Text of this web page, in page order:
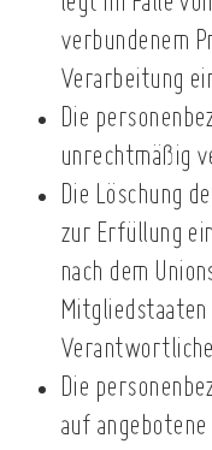
verbundenem
Verarbeitung
Die
unrechtmäßig
Die Löschung
zur Erfüllung
nach dem
Die
auf